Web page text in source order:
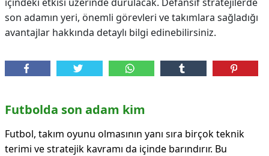
son adamın yeri, önemli görevleri ve takımlara sağladığı
avantajlar hakkında detaylı bilgi edinebilirsiniz.
Futbolda son adam kim
Futbol, takım oyunu olmasının yanı sıra birçok teknik
terimi ve stratejik kavramı da içinde barındırır. Bu